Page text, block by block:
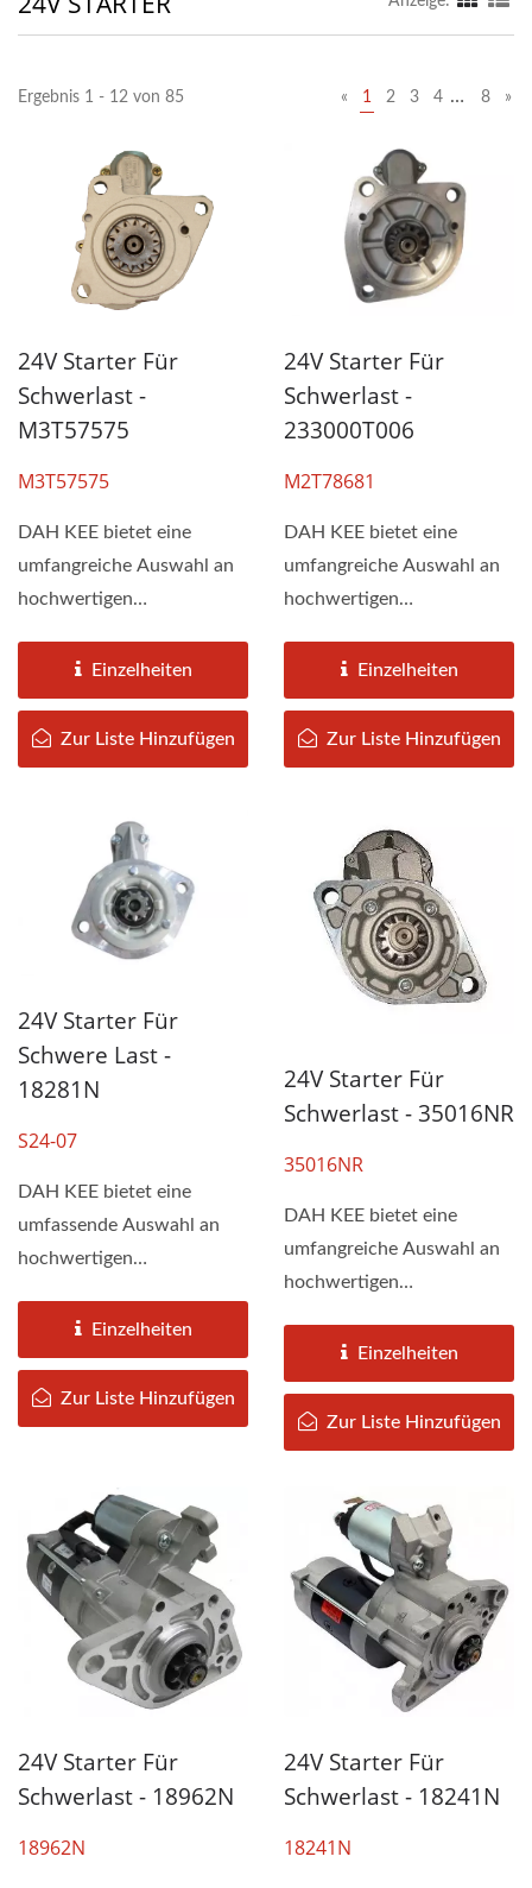
Ergebnis 1 - 12 von 85 « 1 2 3 4 … 8 »
24V Starter Für
Schwerlast -
M3T57575
M3T57575
DAH KEE bietet eine
umfangreiche Auswahl an
hochwertigen
gewerbliche 24v-
Starterfahrzeuge....
Einzelheiten
Zur Liste Hinzufügen
24V Starter Für
Schwerlast -
233000T006
M2T78681
DAH KEE bietet eine
umfangreiche Auswahl an
hochwertigen
gewerbliche 24v-
Starterfahrzeuge....
Einzelheiten
Zur Liste Hinzufügen
24V Starter Für
Schwere Last -
18281N
S24-07
DAH KEE bietet eine
umfassende Auswahl an
hochwertigen
kommerzielle 24v-
Starterfahrzeuge...
Einzelheiten
Zur Liste Hinzufügen
24V Starter Für
Schwerlast - 35016NR
35016NR
DAH KEE bietet eine
umfangreiche Auswahl an
hochwertigen
gewerbliche 24v-
Starterfahrzeuge....
Einzelheiten
Zur Liste Hinzufügen
24V Starter Für
Schwerlast - 18962N
18962N
24V Starter Für
Schwerlast - 18241N
18241N